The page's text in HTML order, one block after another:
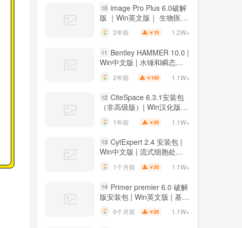
10 image Pro Plus 6.0破解
版 ｜Win英文版｜ 生物医学
科研绘图软件 ｜安装教程
2年前 ￥ 15 1.2W+
11 Bentley HAMMER 10.0 |
Win中文版 | 水锤和瞬态分
析软件 | 安装教程
2年前 ￥ 100 1.1W+
12 CiteSpace 6.3.1安装包
（非高级版）| Win汉化版 |
文献可视化分析软件 | 下载
链接+安装教程
1年前 ￥20 1.1W+
13 CytExpert 2.4 安装包 |
Win中文版 | 流式细胞处理
软件 | 下载及安装教程
1个月前 ￥20 1.1W+
14 Primer premier 6.0 破解
版安装包 | Win英文版 | 基因
分析软件 | 安装教程 | 一键
安装6个月前 ￥25 1.1W+